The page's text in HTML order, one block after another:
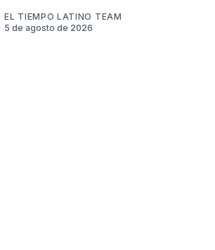
EL TIEMPO LATINO TEAM
5 de agosto de 2026